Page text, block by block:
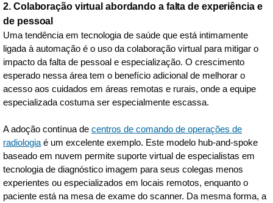
2. Colaboração virtual abordando a falta de experiência e
de pessoal
Uma tendência em tecnologia de saúde que está intimamente
ligada à automação é o uso da colaboração virtual para mitigar o
impacto da falta de pessoal e especialização. O crescimento
esperado nessa área tem o benefício adicional de melhorar o
acesso aos cuidados em áreas remotas e rurais, onde a equipe
especializada costuma ser especialmente escassa.
A adoção contínua decentros de comando de operações de
radiologia é um excelente exemplo. Este modelo hub-and-spoke
baseado em nuvem permite suporte virtual de especialistas em
tecnologia de diagnóstico imagem para seus colegas menos
experientes ou especializados em locais remotos, enquanto o
paciente está na mesa de exame do scanner. Da mesma forma, a